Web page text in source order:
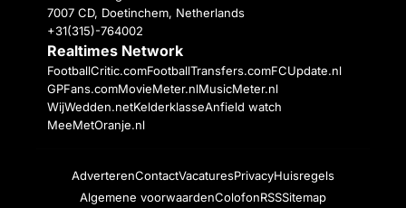
7007 CD, Doetinchem, Netherlands
+31(315)-764002
Realtimes Network
FootballCritic.comFootballTransfers.comFCUpdate.nl
GPFans.comMovieMeter.nlMusicMeter.nl
WijWedden.netKelderklasseAnfield watch
MeeMetOranje.nl
AdverterenContactVacaturesPrivacyHuisregels
Algemene voorwaardenColofonRSSSitemap